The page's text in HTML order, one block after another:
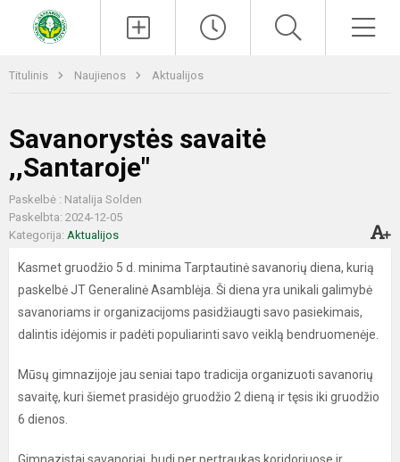
Titulinis Naujienos Aktualijos
Savanorystės savaitė
,,Santaroje"
Paskelbė : Natalija Solden
Paskelbta: 2024-12-05
Kategorija: Aktualijos
Kasmet gruodžio 5 d. minima Tarptautinė savanorių diena, kurią
paskelbė JT Generalinė Asamblėja. Ši diena yra unikali galimybė
savanoriams ir organizacijoms pasidžiaugti savo pasiekimais,
dalintis idėjomis ir padėti populiarinti savo veiklą bendruomenėje.
Mūsų gimnazijoje jau seniai tapo tradicija organizuoti savanorių
savaitę, kuri šiemet prasidėjo gruodžio 2 dieną ir tęsis iki gruodžio
6 dienos.